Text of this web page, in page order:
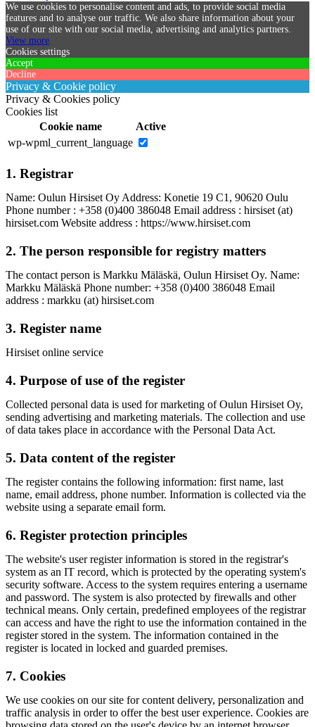
We use cookies to personalise content and ads, to provide social media
features and to analyse our traffic. We also share information about your
use of our site with our social media, advertising and analytics partners.
View more
Cookies settings
Accept
Decline
Privacy & Cookie policy
Privacy & Cookies policy
Cookies list
Cookie name
Active
wp-wpml_current_language
1. Registrar
Name: Oulun Hirsiset Oy Address: Konetie 19 C1, 90620 Oulu
Phone number : +358 (0)400 386048 Email address : hirsiset (at)
hirsiset.com Website address : https://www.hirsiset.com
2. The person responsible for registry matters
The contact person is Markku Mäläskä, Oulun Hirsiset Oy. Name:
Markku Mäläskä Phone number: +358 (0)400 386048 Email
address : markku (at) hirsiset.com
3. Register name
Hirsiset online service
4. Purpose of use of the register
Collected personal data is used for marketing of Oulun Hirsiset Oy,
sending advertising and marketing materials. The collection and use
of data takes place in accordance with the Personal Data Act.
5. Data content of the register
The register contains the following information: first name, last
name, email address, phone number. Information is collected via the
website using a separate email form.
6. Register protection principles
The website's user register information is stored in the registrar's
system as an IT record, which is protected by the operating system's
security software. Access to the system requires entering a username
and password. The system is also protected by firewalls and other
technical means. Only certain, predefined employees of the registrar
can access and have the right to use the information contained in the
register stored in the system. The information contained in the
register is located in locked and guarded premises.
7. Cookies
We use cookies on our site for content delivery, personalization and
traffic analysis in order to offer the best user experience. Cookies are